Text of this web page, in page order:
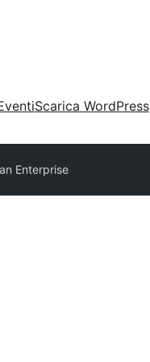
Scarica WordPress
Enterprise